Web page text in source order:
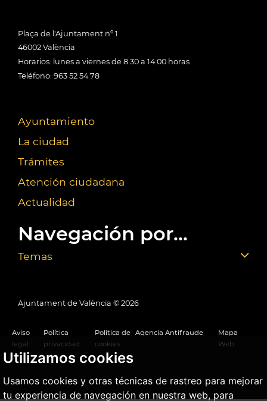
Utilizamos cookies
Usamos cookies y otras técnicas de rastreo para mejorar
tu experiencia de navegación en nuestra web, para
Plaça de l'Ajuntament nº 1
46002 València
Horarios: lunes a viernes de 8:30 a 14:00 horas
Teléfono: 963 52 54 78
Ayuntamiento
La ciudad
Trámites
Atención ciudadana
Actualidad
Navegación por...
Temas
Ajuntament de València © 2026
Aviso
legal
Política
privacidad
Política de
cookies
Agencia Antifraude
Mapa
Web